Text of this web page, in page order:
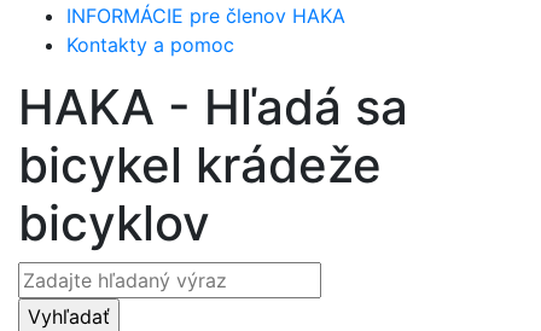
INFORMÁCIE pre členov HAKA
Kontakty a pomoc
HAKA - Hľadá sa
bicykel krádeže
bicyklov